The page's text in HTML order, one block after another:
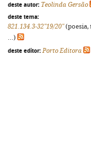
deste autor: Teolinda Gersão
deste tema:
821.134.3-32"19/20"(poesia,
...)
deste editor: Porto Editora